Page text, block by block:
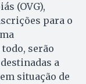
(OVG),
para o
serão
a
situação de